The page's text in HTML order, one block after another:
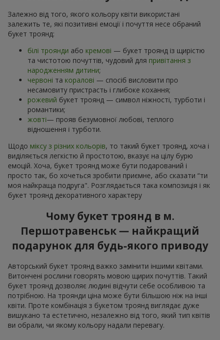
Залежно від того, якого кольору квіти використані
залежить те, які позитивні емоції і почуття несе обраний
букет троянд:
білі троянди або кремові — букет троянд із щирістю
та чистотою почуттів, чудовий для привітання з
народженням дитини;
червоні та коралові — спосіб висловити про
несамовиту пристрасть і глибоке кохання;
рожевий букет троянд — символ ніжності, турботи і
романтики;
жовті— прояв безумовної любові, теплого
відношення і турботи.
Щодо міксу з різних кольорів, то такий букет троянд, хоча і
виділяється легкістю й простотою, вказує на цілу бурю
емоцій. Хоча, букет троянд може бути подарований і
просто так, бо хочеться зробити приємне, або сказати “ти
моя найкраща подруга". Розглядається така композиція і як
букет троянд декоративного характеру
Чому букет троянд в м.
Першотравенськ — найкращий
подарунок для будь-якого приводу
Авторський букет троянд важко замінити іншими квітами.
Витончені рослини говорять мовою щирих почуттів. Такий
букет троянд дозволяє людині відчути себе особливою та
потрібною. На троянди ціна може бути більшою ніж на інші
квіти. Проте комбінація з букетом троянд виглядає дуже
вишукано та естетично, незалежно від того, який тип квітів
ви обрали, чи якому кольору надали перевагу.